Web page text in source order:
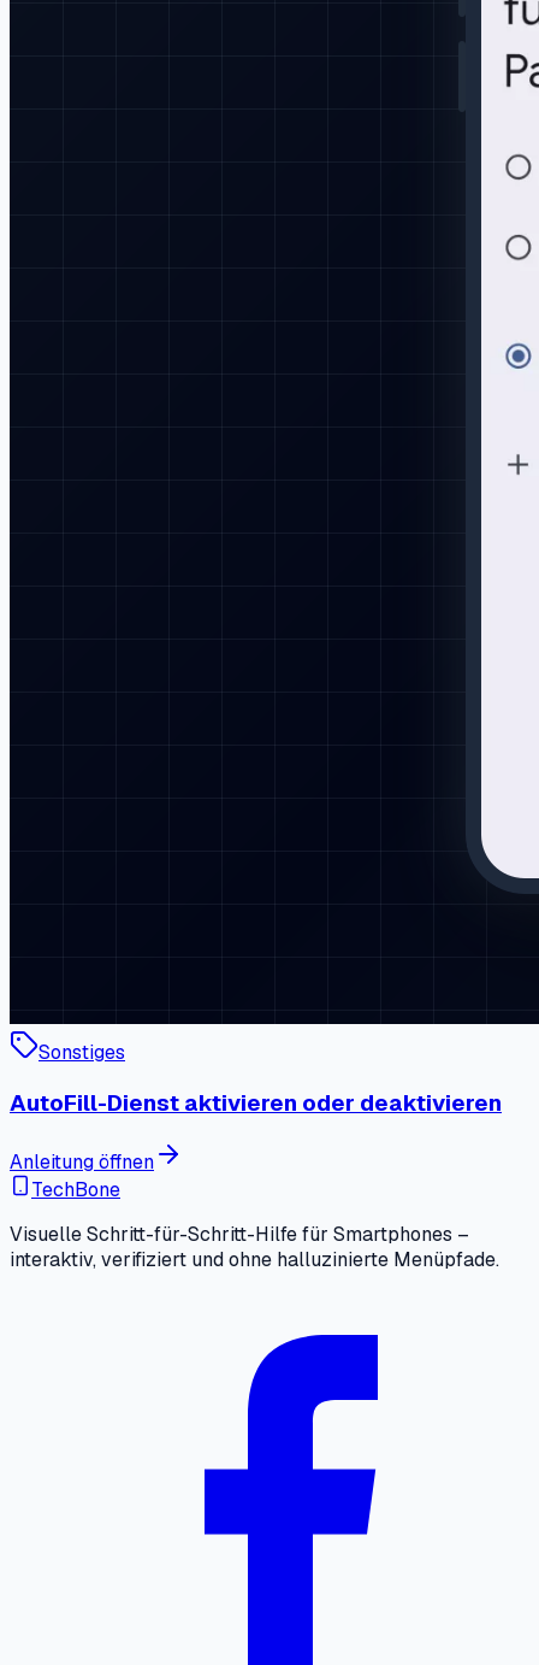
Sonstiges
AutoFill-Dienst aktivieren oder deaktivieren
Anleitung öffnen
TechBone
Visuelle Schritt-für-Schritt-Hilfe für Smartphones –
interaktiv, verifiziert und ohne halluzinierte Menüpfade.